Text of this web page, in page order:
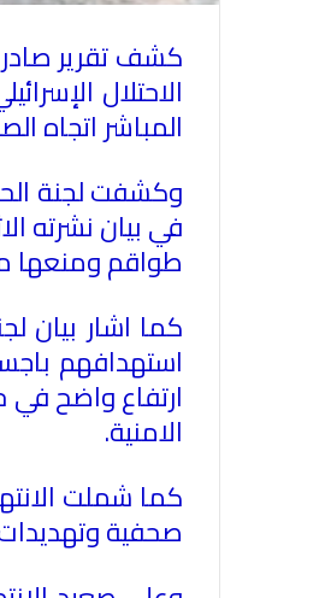
كشف تقرير صادر
الاحتلال
المباشر اتجاه
وكشفت لجنة
طواقم ومنعها من التغطية،
الامنية.
صحفية